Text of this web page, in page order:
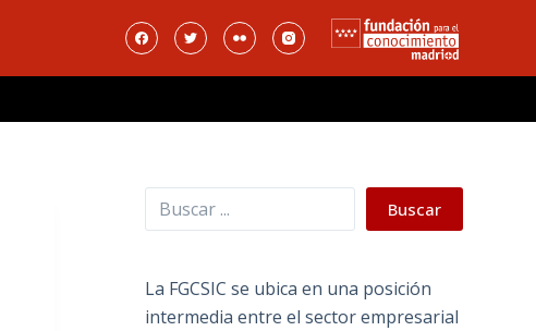
Buscar Buscar
La FGCSIC se ubica en una posición
intermedia entre el sector empresarial